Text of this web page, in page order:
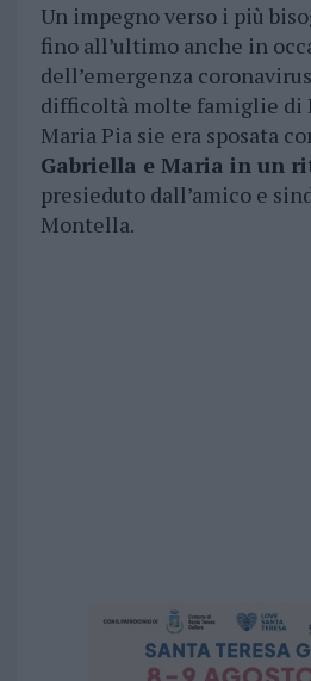
Un impegno verso i più
fino all’ultimo anche in
dell’emergenza
difficoltà molte famiglie di
Maria Pia sie era sposata
Gabriella e Maria in un
presieduto dall’amico e
Montella.